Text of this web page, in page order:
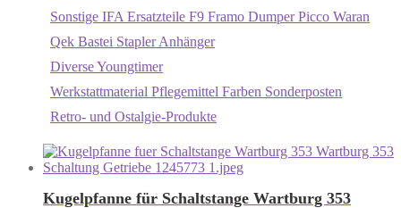
Sonstige IFA Ersatzteile F9 Framo Dumper Picco Waran
Qek Bastei Stapler Anhänger
Diverse Youngtimer
Werkstattmaterial Pflegemittel Farben Sonderposten
Retro- und Ostalgie-Produkte
Kugelpfanne für Schaltstange Wartburg 353